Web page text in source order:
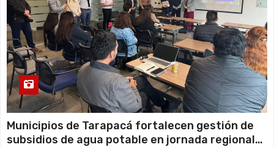
Municipios de Tarapacá fortalecen gestión de
subsidios de agua potable en jornada regional